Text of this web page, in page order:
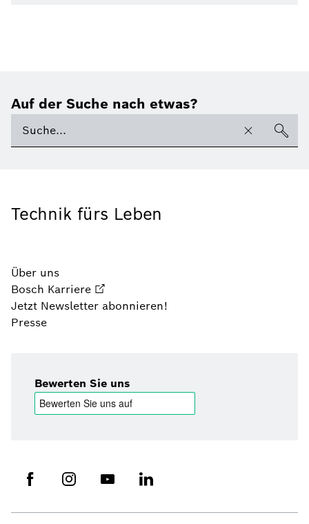
Auf der Suche nach etwas?
Technik fürs Leben
Über uns
Bosch Karriere
Jetzt Newsletter abonnieren!
Presse
Bewerten Sie uns